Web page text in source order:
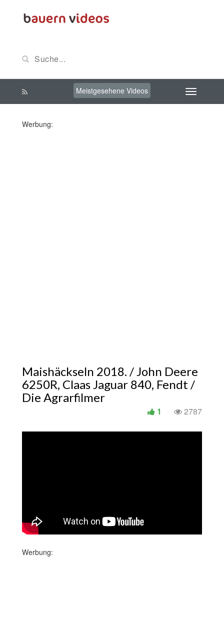
Meistgesehene Videos
Werbung:
Maishäckseln 2018. / John Deere
6250R, Claas Jaguar 840, Fendt /
Die Agrarfilmer
2787
1
Werbung: